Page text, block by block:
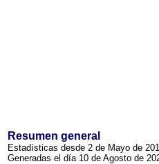
Resumen general
Estadísticas desde 2 de Mayo de
Generadas el día 10 de Agosto de